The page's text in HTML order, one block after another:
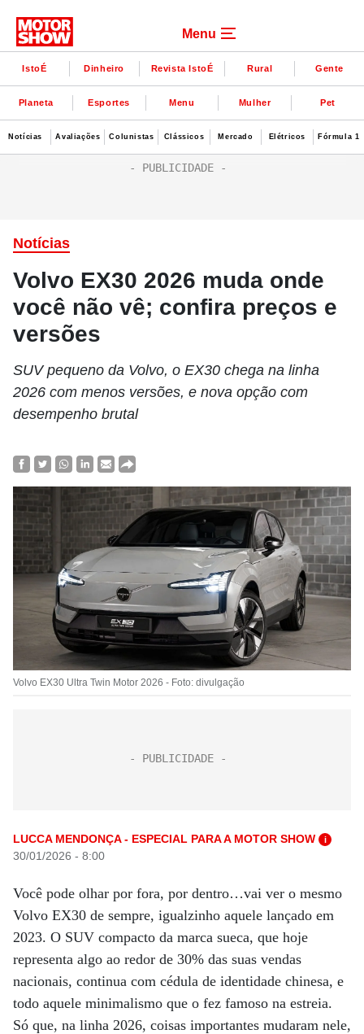
Menu
IstoÉ Dinheiro Revista IstoÉ Rural Gente
Planeta Esportes Menu Mulher Pet
Notícias Avaliações Colunistas Clássicos Mercado Elétricos Fórmula 1
Notícias
Volvo EX30 2026 muda onde
você não vê; confira preços e
versões
SUV pequeno da Volvo, o EX30 chega na linha
2026 com menos versões, e nova opção com
desempenho brutal
Volvo EX30 Ultra Twin Motor 2026 - Foto: divulgação
LUCCA MENDONÇA - ESPECIAL PARA A MOTOR SHOW i
30/01/2026 - 8:00
Você pode olhar por fora, por dentro…vai ver o mesmo
Volvo EX30 de sempre, igualzinho aquele lançado em
2023. O SUV compacto da marca sueca, que hoje
representa algo ao redor de 30% das suas vendas
nacionais, continua com cédula de identidade chinesa, e
todo aquele minimalismo que o fez famoso na estreia.
Só que, na linha 2026, coisas importantes mudaram nele,